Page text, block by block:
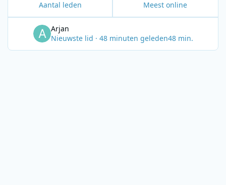
Aantal leden Meest online
Arjan
Nieuwste lid · 48 minuten geleden48 min.